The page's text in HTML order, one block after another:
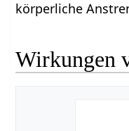
körperliche
Wirkungen